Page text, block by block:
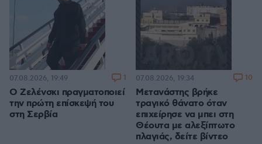
Ο Ζελένσκι πραγματοποιεί
την πρώτη επίσκεψή του
στη Σερβία
07.08.2026, 19:49 1
Μετανάστης βρήκε
τραγικό θάνατο όταν
επιχείρησε να μπει στη
Θέουτα με αλεξίπτωτο
πλαγιάς, δείτε βίντεο
07.08.2026, 19:34 10